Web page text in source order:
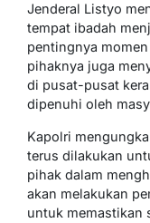
Jenderal Listyo
tempat ibadah
pentingnya
pihaknya juga
di pusat-pusat
dipenuhi oleh
Kapolri
terus dilakukan
pihak dalam
akan melakukan
untuk memastikan